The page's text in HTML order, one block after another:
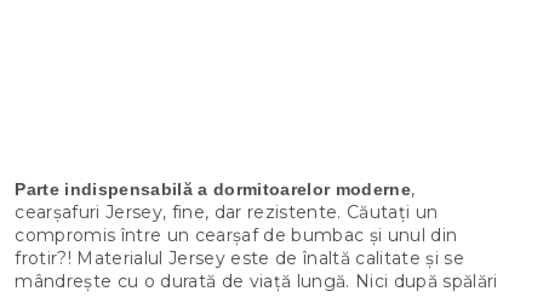
Parte indispensabilă a dormitoarelor moderne,
cearșafuri Jersey, fine, dar rezistente. Căutați un
compromis între un cearșaf de bumbac și unul din
frotir?! Materialul Jersey este de înaltă calitate și se
mândrește cu o durată de viață lungă. Nici după spălări